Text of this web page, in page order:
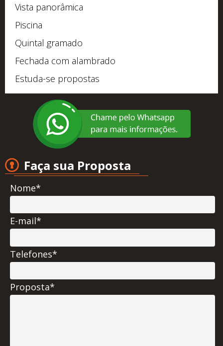
Vista panorâmica
Piscina
Quintal gramado
Fechada com alambrado
Estuda-se propostas
Faça sua Proposta
Nome*
E-mail*
Telefones*
Proposta*